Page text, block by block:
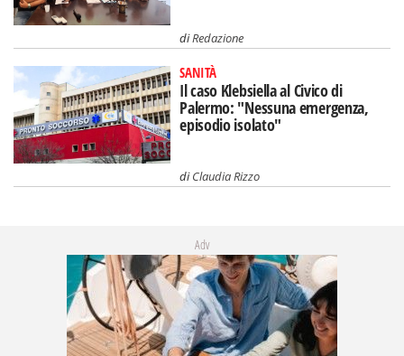
diRedazione
SANITÀ
Il caso Klebsiella al Civico di
Palermo: "Nessuna emergenza,
episodio isolato"
diClaudia Rizzo
Adv